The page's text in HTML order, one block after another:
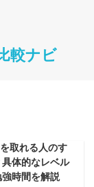
較ナビ
取れる人のす
体的なレベル
時間を解説